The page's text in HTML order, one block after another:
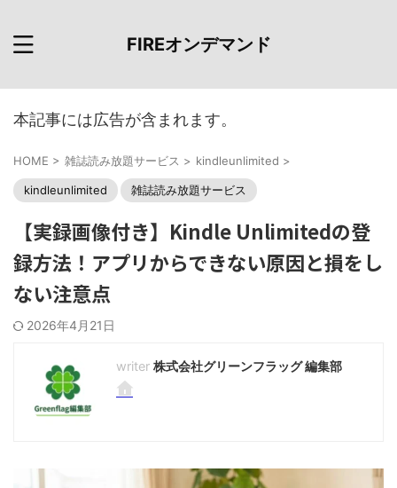
FIREオンデマンド
本記事には広告が含まれます。
HOME > 雑誌読み放題サービス > kindleunlimited >
kindleunlimited 雑誌読み放題サービス
【実録画像付き】Kindle Unlimitedの登
録方法！アプリからできない原因と損をし
ない注意点
2026年4月21日
株式会社グリーンフラッグ 編集部